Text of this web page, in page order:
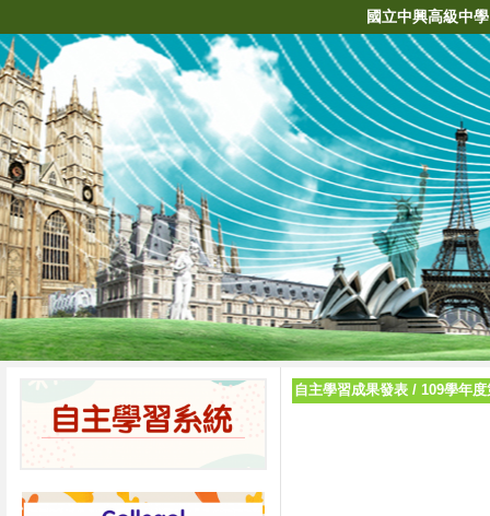
國立中興高級中學
自主學習成果發表 / 109學年